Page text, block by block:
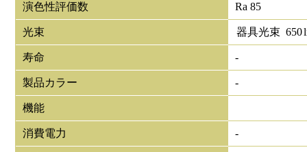
演色性評価数 Ra 85
光束 器具光束 650
寿命 -
製品カラー -
機能
消費電力 -